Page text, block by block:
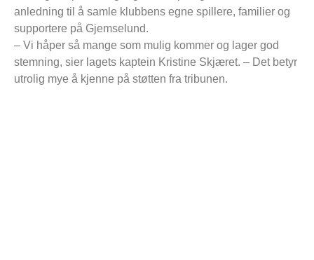
anledning til å samle klubbens egne spillere, familier og
supportere på Gjemselund.
– Vi håper så mange som mulig kommer og lager god
stemning, sier lagets kaptein Kristine Skjæret. – Det betyr
utrolig mye å kjenne på støtten fra tribunen.